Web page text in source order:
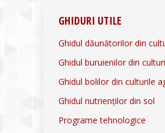
GHIDURI UTILE
Ghidul dăunătorilor din
Ghidul buruienilor din
Ghidul bolilor din culturile
Ghidul nutrienților din sol
Programe tehnologice